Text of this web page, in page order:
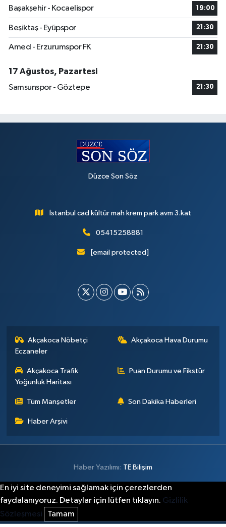
Başakşehir - Kocaelispor
19:00
Beşiktaş - Eyüpspor 21:30
Amed - Erzurumspor FK 21:30
17 Ağustos, Pazartesi
Samsunspor - Göztepe
21:30
Düzce Son Söz
İstanbul cad kültür mah krem park avm 3.kat
05415258881
[email protected]
Akçakoca Nöbetçi
Eczaneler
Akçakoca Hava Durumu
Akçakoca Trafik
Yoğunluk Haritası
Puan Durumu ve Fikstür
Tüm Manşetler Son Dakika Haberleri
Haber Arşivi
Haber Yazılımı: TE Bilişim
En iyi site deneyimi sağlamak için çerezlerden
faydalanıyoruz. Detaylar için lütfen tıklayın. Gizlilik
Sözleşmesi
Tamam